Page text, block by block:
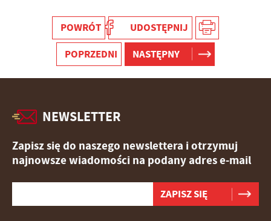
POWRÓT
UDOSTĘPNIJ
POPRZEDNI
NASTĘPNY
NEWSLETTER
Zapisz się do naszego newslettera i otrzymuj
najnowsze wiadomości na podany adres e-mail